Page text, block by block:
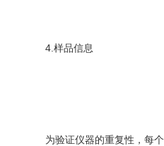
4.样品信息
为验证仪器的重复性，每